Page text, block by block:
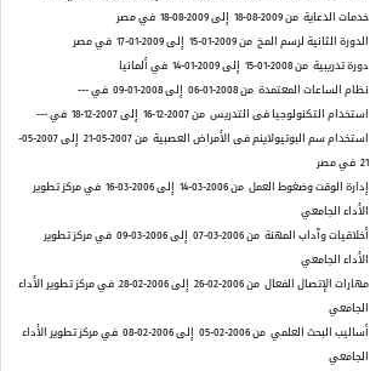
خدمات الدعاية من 2009-08-18 إلى 2009-08-18
في مصر
الدورة الثانية لرسم المخ من 2009-01-15 إلى 2009-01-17
في مصر
دورة تدريبية من 2008-01-15 إلى 2009-01-14
في ألمانيا
نظام الساعات المعتمدة من 2008-01-06 إلى 2008-01-09
في ---
استخدام التكنولوجيا فى التدريس من 2007-12-16 إلى 2007-12-18
في ---
استخدام سم البوتيولاينم فى الأمراض العصبية من 2007-05-21
إلى 2007-05-
21 في مصر
إدارة الوقت وضغوط العمل من 2006-03-14 إلى 2006-03-16
في مركز تطوير
الأداء الجامعي
أخلاقيات وآداب المهنة من 2006-03-07 إلى 2006-03-09
في مركز تطوير
الأداء الجامعي
مهارات الإتصال الفعال من 2006-02-26 إلى 2006-02-28
في مركز تطوير الأداء
الجامعي
أساليب البحث العلمي من 2006-02-05 إلى 2006-02-08
في مركز تطوير الأداء
الجامعي